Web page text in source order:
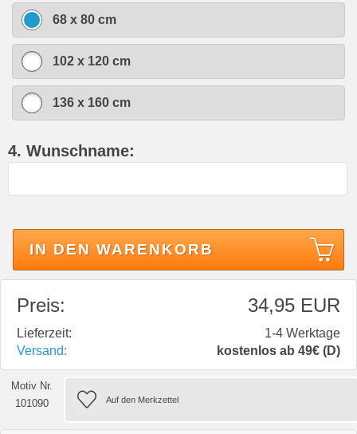
68 x 80 cm
102 x 120 cm
136 x 160 cm
4. Wunschname:
IN DEN WARENKORB
Preis: 34,95 EUR
Lieferzeit:
1-4 Werktage
Versand:
kostenlos ab 49€ (D)
Motiv Nr.
101090